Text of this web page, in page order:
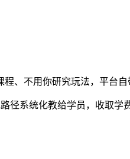
、不用你研究玩法，平台自
径系统化教给学员，收取